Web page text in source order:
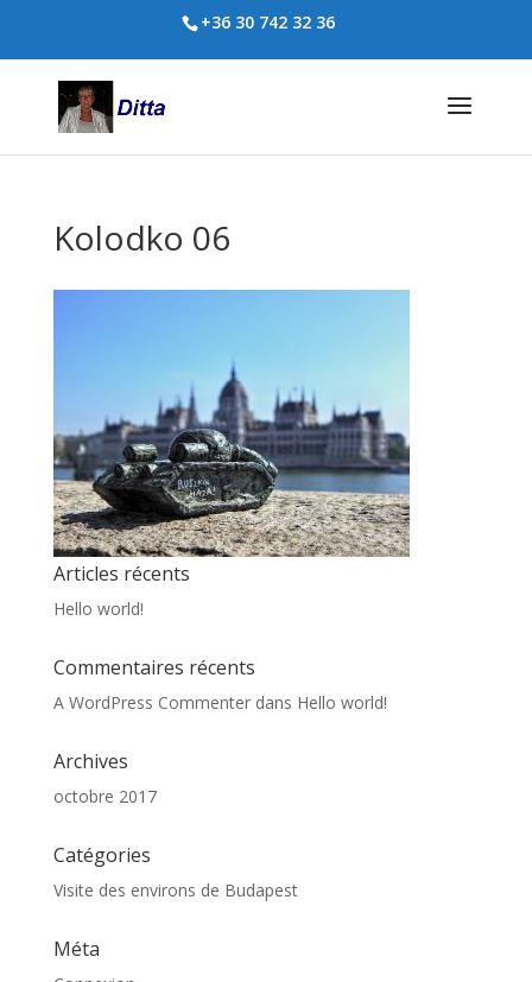
+36 30 742 32 36
Kolodko 06
Articles récents
Hello world!
Commentaires récents
A WordPress Commenterdans Hello world!
Archives
octobre 2017
Catégories
Visite des environs de Budapest
Méta